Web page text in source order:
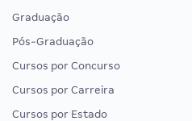
Graduação
Pós-Graduação
Cursos por Concurso
Cursos por Carreira
Cursos por Estado